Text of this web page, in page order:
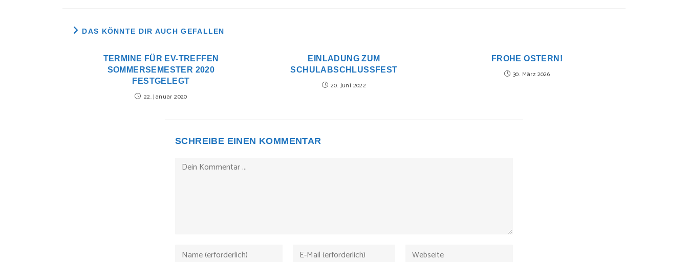
DAS KÖNNTE DIR AUCH GEFALLEN
TERMINE FÜR EV-TREFFEN
SOMMERSEMESTER 2020
FESTGELEGT
22. Januar 2020
EINLADUNG ZUM
SCHULABSCHLUSSFEST
20. Juni 2022
FROHE OSTERN!
30. März 2026
SCHREIBE EINEN KOMMENTAR
Kommentieren
Gib
Gib
Gib